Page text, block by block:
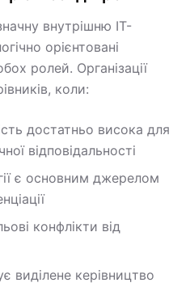
внутрішню IT-
орієнтовані
ролей. Організації
коли:
достатньо висока для
відповідальності
є основним джерелом
конфлікти від
виділене керівництво